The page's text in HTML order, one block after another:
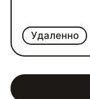
Удаленно